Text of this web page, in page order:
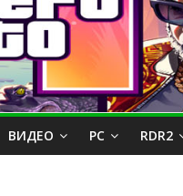
ВИДЕО PC RDR2